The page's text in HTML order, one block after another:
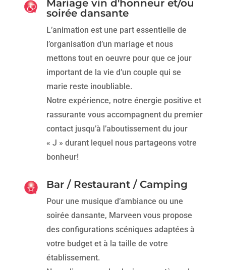
Mariage vin d'honneur et/ou
soirée dansante
L’animation est une part essentielle de
l’organisation d’un mariage et nous
mettons tout en oeuvre pour que ce jour
important de la vie d’un couple qui se
marie reste inoubliable.
Notre expérience, notre énergie positive et
rassurante vous accompagnent du premier
contact jusqu’à l’aboutissement du jour
« J » durant lequel nous partageons votre
bonheur!
Bar / Restaurant / Camping
Pour une musique d’ambiance ou une
soirée dansante, Marveen vous propose
des configurations scéniques adaptées à
votre budget et à la taille de votre
établissement.